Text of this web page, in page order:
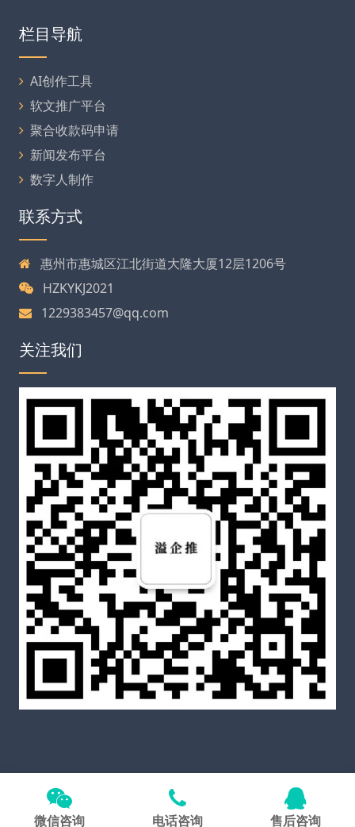
栏目导航
AI创作工具
软文推广平台
聚合收款码申请
新闻发布平台
数字人制作
联系方式
惠州市惠城区江北街道大隆大厦12层1206号
HZKYKJ2021
1229383457@qq.com
关注我们
Copyright © 2026 溢企推官网 All Rights Reserved
号粤ICP备2021060587号-5
微信咨询 电话咨询 售后咨询